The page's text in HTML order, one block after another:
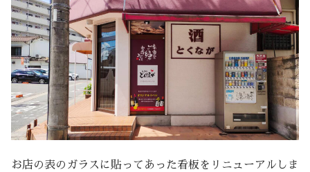
お店の表のガラスに貼ってあった看板をリニューアルしま